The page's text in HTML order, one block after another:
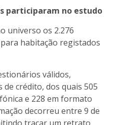
participaram no estudo
universo os 2.276
habitação registados
válidos,
crédito, dos quais 505
e 228 em formato
decorreu entre 9 de